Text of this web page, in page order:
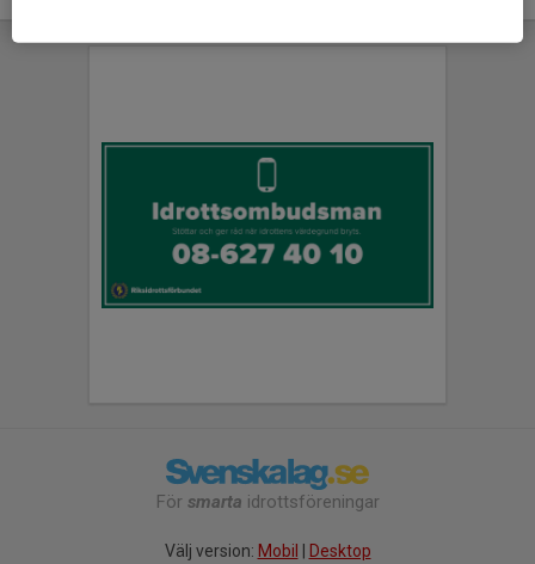
För smarta idrottsföreningar
Välj version: Mobil Desktop